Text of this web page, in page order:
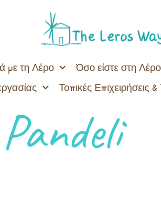
με τη Λέρο Όσο είστε στη Λέρο
Τοπικές Επιχειρήσεις
Pandeli